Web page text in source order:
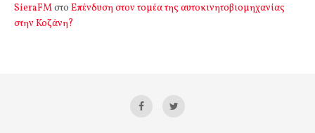
SieraFMστο Επένδυση στον τομέα της αυτοκινητοβιομηχανίας
στην Κοζάνη?